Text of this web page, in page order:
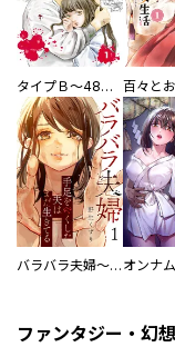
タイプＢ～48時間後、致死率100％～【単話】
バラバラ夫婦～手足をなくした夫はまだ生きてる オンナ
ファンタジー・幻想